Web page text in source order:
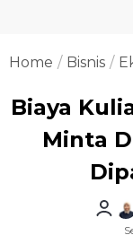
Home Bisnis
Biaya
Minta